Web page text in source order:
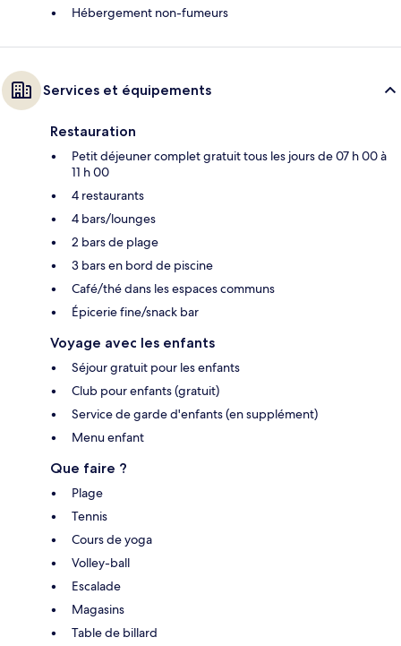
Hébergement non-fumeurs
Services et équipements
Restauration
Petit déjeuner complet gratuit tous les jours de 07 h 00 à
11 h 00
4 restaurants
4 bars/lounges
2 bars de plage
3 bars en bord de piscine
Café/thé dans les espaces communs
Épicerie fine/snack bar
Voyage avec les enfants
Séjour gratuit pour les enfants
Club pour enfants (gratuit)
Service de garde d'enfants (en supplément)
Menu enfant
Que faire ?
Plage
Tennis
Cours de yoga
Volley-ball
Escalade
Magasins
Table de billard